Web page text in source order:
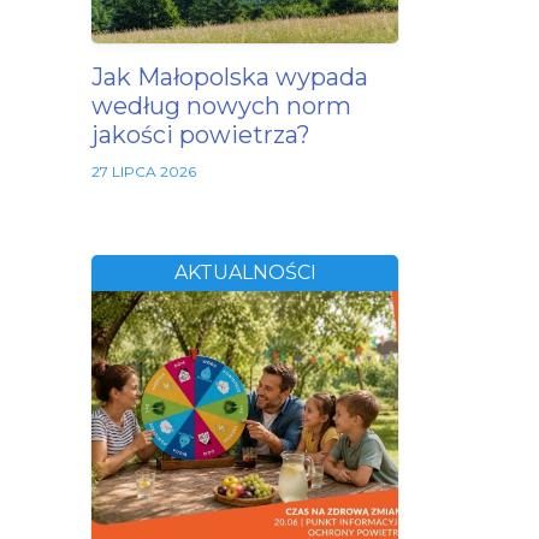
Jak Małopolska wypada
według nowych norm
jakości powietrza?
27 LIPCA 2026
AKTUALNOŚCI